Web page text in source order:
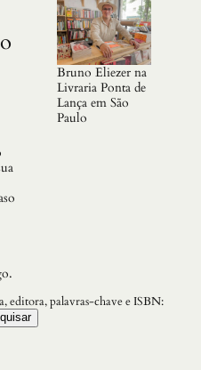
Bruno Eliezer na
Livraria Ponta de
Lança em São
Paulo
editora, palavras-chave e ISBN: